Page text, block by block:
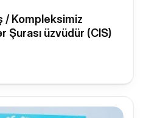
/ Kompleksimiz
Şurası üzvüdür (CIS)